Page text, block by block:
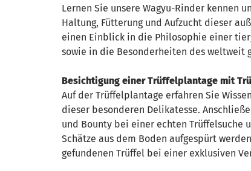
Lernen Sie unsere Wagyu-Rinder kennen
Haltung, Fütterung und Aufzucht dieser
einen Einblick in die Philosophie einer
sowie in die Besonderheiten des weltweit
Besichtigung einer Trüffelplantage mit
Auf der Trüffelplantage erfahren Sie
dieser besonderen Delikatesse.
und Bounty bei einer echten Trüffelsuche
Schätze aus dem Boden aufgespürt
gefundenen Trüffel bei einer exklusiven